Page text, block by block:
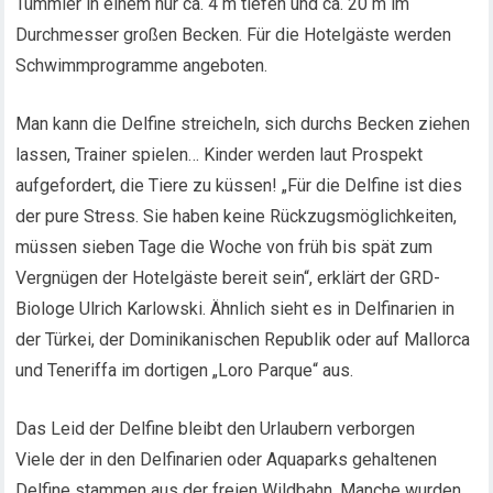
Durchmesser großen Becken. Für die Hotelgäste werden
Schwimmprogramme angeboten.
Man kann die Delfine streicheln, sich durchs Becken ziehen
lassen, Trainer spielen… Kinder werden laut Prospekt
aufgefordert, die Tiere zu küssen! „Für die Delfine ist dies
der pure Stress. Sie haben keine Rückzugsmöglichkeiten,
müssen sieben Tage die Woche von früh bis spät zum
Vergnügen der Hotelgäste bereit sein“, erklärt der GRD-
Biologe Ulrich Karlowski. Ähnlich sieht es in Delfinarien in
der Türkei, der Dominikanischen Republik oder auf Mallorca
und Teneriffa im dortigen „Loro Parque“ aus.
Das Leid der Delfine bleibt den Urlaubern verborgen
Viele der in den Delfinarien oder Aquaparks gehaltenen